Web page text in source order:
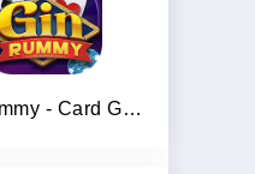
Gin Rummy - Card Game